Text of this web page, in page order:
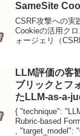
SameSite
CSRF攻撃への実
Cookieの活用ク
ォージェリ（
せる攻撃です。
テ...
LLM評価の客
ブリックとフ
たLLM-as-a-
{ "technique":
Rubric-based
, "target_model":